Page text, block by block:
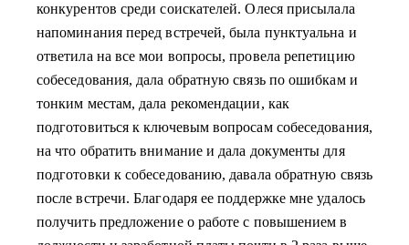
конкурентов среди соискателей. Олеся присылала
напоминания перед встречей, была пунктуальна и
ответила на все мои вопросы, провела репетицию
собеседования, дала обратную связь по ошибкам и
тонким местам, дала рекомендации, как
подготовиться к ключевым вопросам собеседования,
на что обратить внимание и дала документы для
подготовки к собеседованию, давала обратную связь
после встречи. Благодаря ее поддержке мне удалось
получить предложение о работе с повышением в